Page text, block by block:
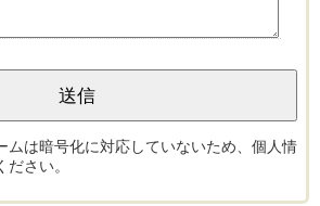
ムは暗号化に対応していないため、個人情
さい。